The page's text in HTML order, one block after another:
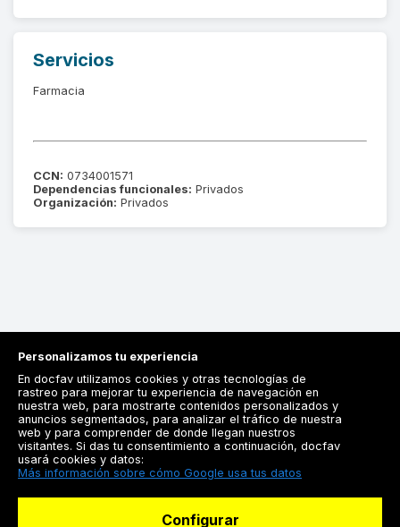
Servicios
Farmacia
CCN: 0734001571
Dependencias funcionales: Privados
Organización: Privados
Registrarse
Docfav
Personalizamos tu experiencia
En docfav utilizamos cookies y otras tecnologías de
rastreo para mejorar tu experiencia de navegación en
nuestra web, para mostrarte contenidos personalizados y
anuncios segmentados, para analizar el tráfico de nuestra
web y para comprender de donde llegan nuestros
visitantes. Si das tu consentimiento a continuación, docfav
usará cookies y datos:
Más información sobre cómo Google usa tus datos
Configurar